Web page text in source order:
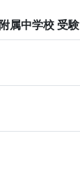
属中学校 受験